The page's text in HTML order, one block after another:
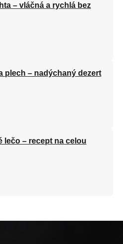
– vláčná a rychlá bez
plech – nadýchaný dezert
lečo – recept na celou